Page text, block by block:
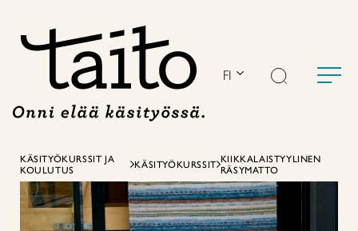
FI
KÄSITYÖKURSSIT JA
KOULUTUS
KÄSITYÖKURSSIT KIIKKALAISTYYLINEN
RÄSYMATTO